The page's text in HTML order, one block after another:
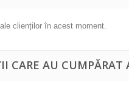
clienților în acest moment.
CARE AU CUMPĂRAT